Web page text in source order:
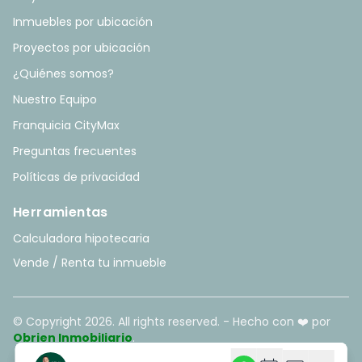
Inmuebles por ubicación
Proyectos por ubicación
¿Quiénes somos?
Nuestro Equipo
Franquicia CityMax
Preguntas frecuentes
Políticas de privacidad
Herramientas
Calculadora hipotecaria
Vende / Renta tu inmueble
© Copyright 2026. All rights reserved. - Hecho con ❤️ por
Obrien Inmobiliario.